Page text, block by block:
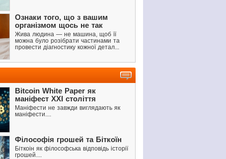
Ознаки того, що з вашим
організмом щось не так
Жива людина — не машина, щоб її
можна було розібрати частинами та
провести діагностику кожної детал...
Bitcoin White Paper як
маніфест XXI століття
Маніфести не завжди виглядають як
маніфести....
Філософія грошей та Біткоїн
Біткоін як філософська відповідь історії
грошей....